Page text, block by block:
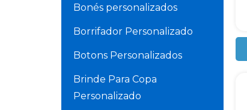
Bonés personalizados
Borrifador Personalizado
Botons Personalizados
Brinde Para Copa
Personalizado